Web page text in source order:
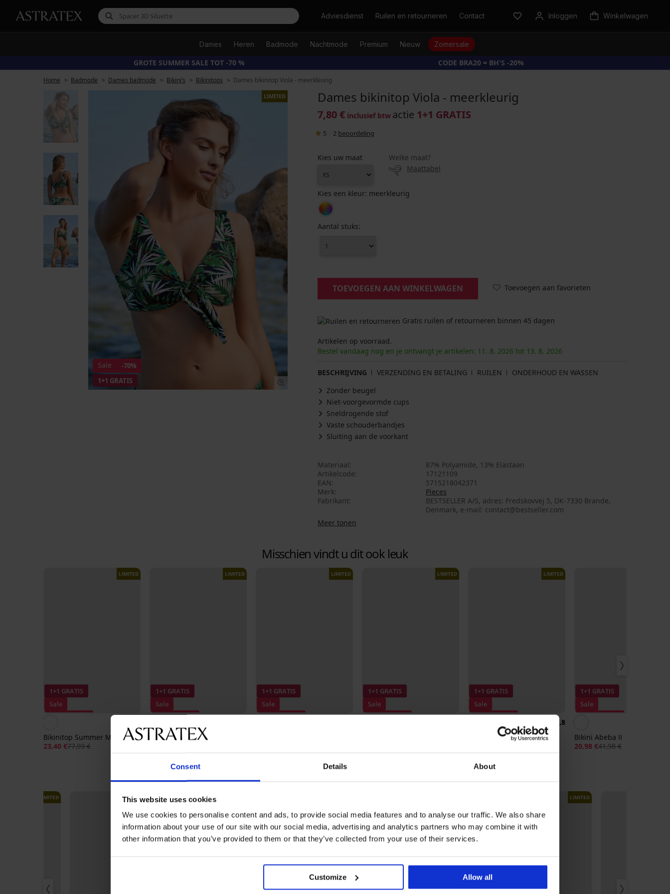
Consent Details About
This website uses cookies
We use cookies to personalise content and ads, to provide social media features and to analyse our traffic. We also share
information about your use of our site with our social media, advertising and analytics partners who may combine it with
other information that you’ve provided to them or that they’ve collected from your use of their services.
Customize Allow all
ZoekenAdviesdienst Ruilen en retourneren Contact Inloggen Winkelwagen
Dames Heren Badmode Nachtmode Premium Nieuw Zomersale
GROTE SUMMER SALE TOT -70 % CODE BRA20 = BH'S -20%
Home Badmode Dames badmode Bikini’s Bikinitops Dames bikinitop Viola - meerkleurig
Sale
-70%
1+1 GRATIS
LIMITED Dames bikinitop Viola - meerkleurig
7,80 € inclusief btw actie 1+1 GRATIS
5 2 beoordeling
Kies uw maat
Welke maat?
Maattabel
Kies een kleur: meerkleurig
Aantal stuks:
TOEVOEGEN AAN WINKELWAGEN Toevoegen aan favorieten
Gratis ruilen of retourneren binnen 45 dagen
Artikelen op voorraad.
Bestel vandaag nog en je ontvangt je artikelen: 11. 8. 2026 tot 13. 8. 2026
BESCHRIJVING VERZENDING EN BETALING RUILEN
ONDERHOUD EN WASSEN
Zonder beugel
Niet-voorgevormde cups
Sneldrogende stof
Vaste schouderbandjes
Sluiting aan de voorkant
Materiaal
87% Polyamide, 13% Elastaan
Artikelcode
17121109
EAN
5715218042371
Merk
Pieces
Fabrikant
BESTSELLER A/S, adres: Fredskovvej 5, DK-7330 Brande,
Denmark, e-mail: contact@bestseller.com
Meer tonen
Misschien vindt u dit ook leuk
1+1 GRATIS
Sale
LIMITED
Bikinitop Summer Mood IV
23,40 €77,99 €
1+1 GRATIS
Sale
Korting -70%
LIMITED
Bikini Marine
1+1 GRATIS
Sale
Korting -70%
LIMITED
1+1 GRATIS
Sale
Korting -70%
LIMITED
1+1 GRATIS
Sale
Korting -70%
LIMITED
4,8
Bikinitop Suri Yellow
1+1 GRATIS
Sale
Bikini Abeba II
20,98 €41,98 €
LIMITED LIMITED LIMITED